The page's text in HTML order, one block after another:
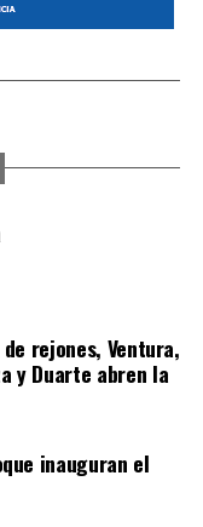
2026
rejones, Ventura,
y Duarte abren la
inauguran el